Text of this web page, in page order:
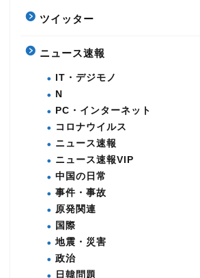
ツイッター
ニュース速報
IT・デジモノ
N
PC・インターネット
コロナウイルス
ニュース速報
ニュース速報VIP
中国の日常
事件・事故
原発関連
国際
地震・災害
政治
日韓問題